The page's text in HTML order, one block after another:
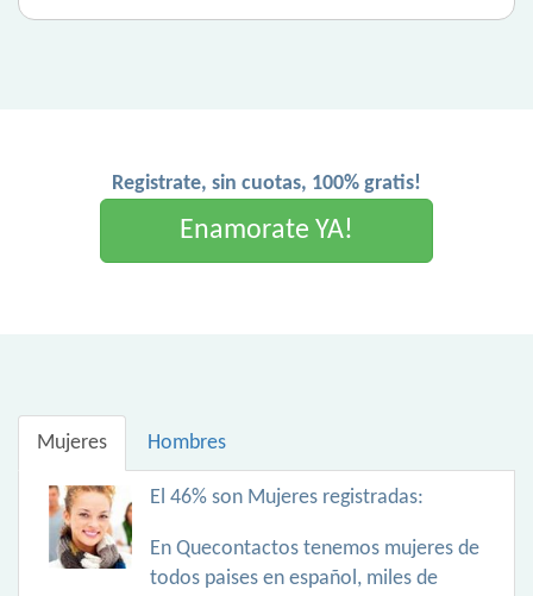
Registrate, sin cuotas, 100% gratis!
Enamorate YA!
Mujeres Hombres
El 46% son Mujeres registradas:
En Quecontactos tenemos mujeres de
todos paises en español, miles de